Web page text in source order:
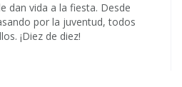
dan vida a la fiesta. Desde
por la juventud, todos
¡Diez de diez!